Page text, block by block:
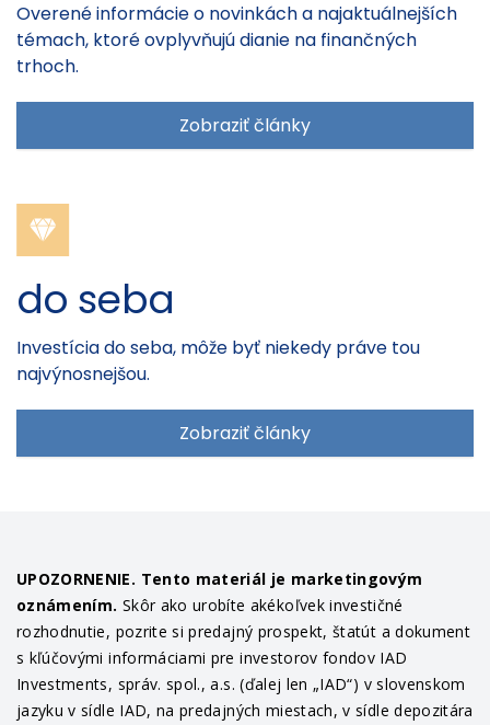
Overené informácie o novinkách a najaktuálnejších
témach, ktoré ovplyvňujú dianie na finančných
trhoch.
Zobraziť články
do seba
Investícia do seba, môže byť niekedy práve tou
najvýnosnejšou.
Zobraziť články
UPOZORNENIE. Tento materiál je marketingovým
oznámením. Skôr ako urobíte akékoľvek investičné
rozhodnutie, pozrite si predajný prospekt, štatút a dokument
s kľúčovými informáciami pre investorov fondov IAD
Investments, správ. spol., a.s. (ďalej len „IAD“) v slovenskom
jazyku v sídle IAD, na predajných miestach, v sídle depozitára